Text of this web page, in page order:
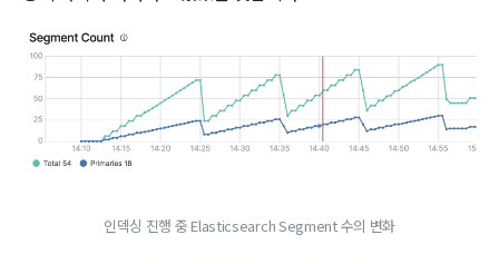
인덱싱 진행 중 Elasticsearch Segment 수의 변화